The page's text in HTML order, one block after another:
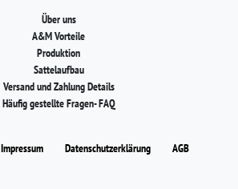
Über uns
A&M Vorteile
Produktion
Sattelaufbau
Versand und Zahlung Details
Häufig gestellte Fragen- FAQ
Impressum Daten­schutz­erklärung AGB